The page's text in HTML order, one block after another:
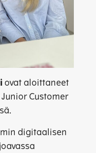
ovat aloittaneet
Customer
digitaalisen